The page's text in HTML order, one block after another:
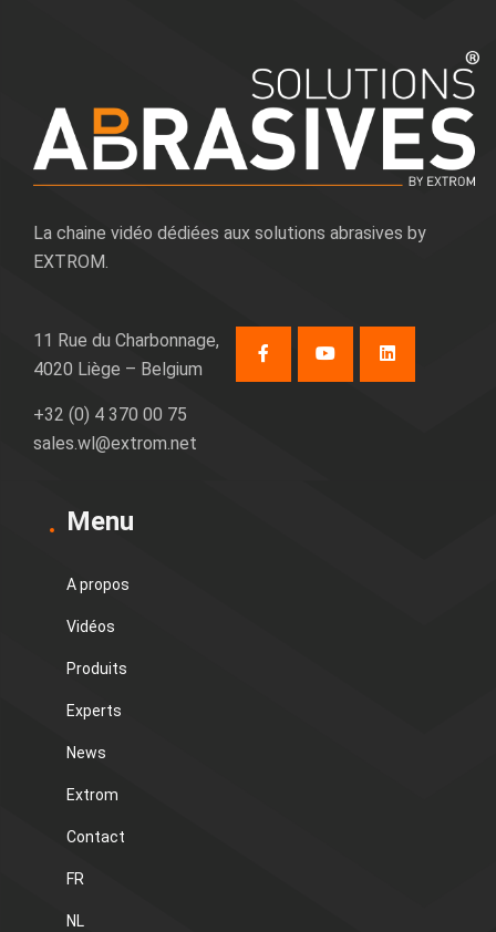
La chaine vidéo dédiées aux solutions abrasives by
EXTROM.
11 Rue du Charbonnage,
4020 Liège – Belgium
+32 (0) 4 370 00 75
sales.wl@extrom.net
Menu
A propos
Vidéos
Produits
Experts
News
Extrom
Contact
FR
NL